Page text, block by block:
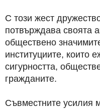
С този жест
потвърждава своята
обществено
институциите, които
сигурността,
гражданите.
Съвместните